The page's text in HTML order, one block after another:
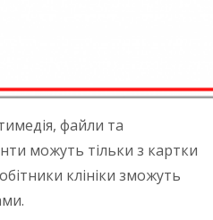
файли та
можуть тільки з картки
клініки зможуть